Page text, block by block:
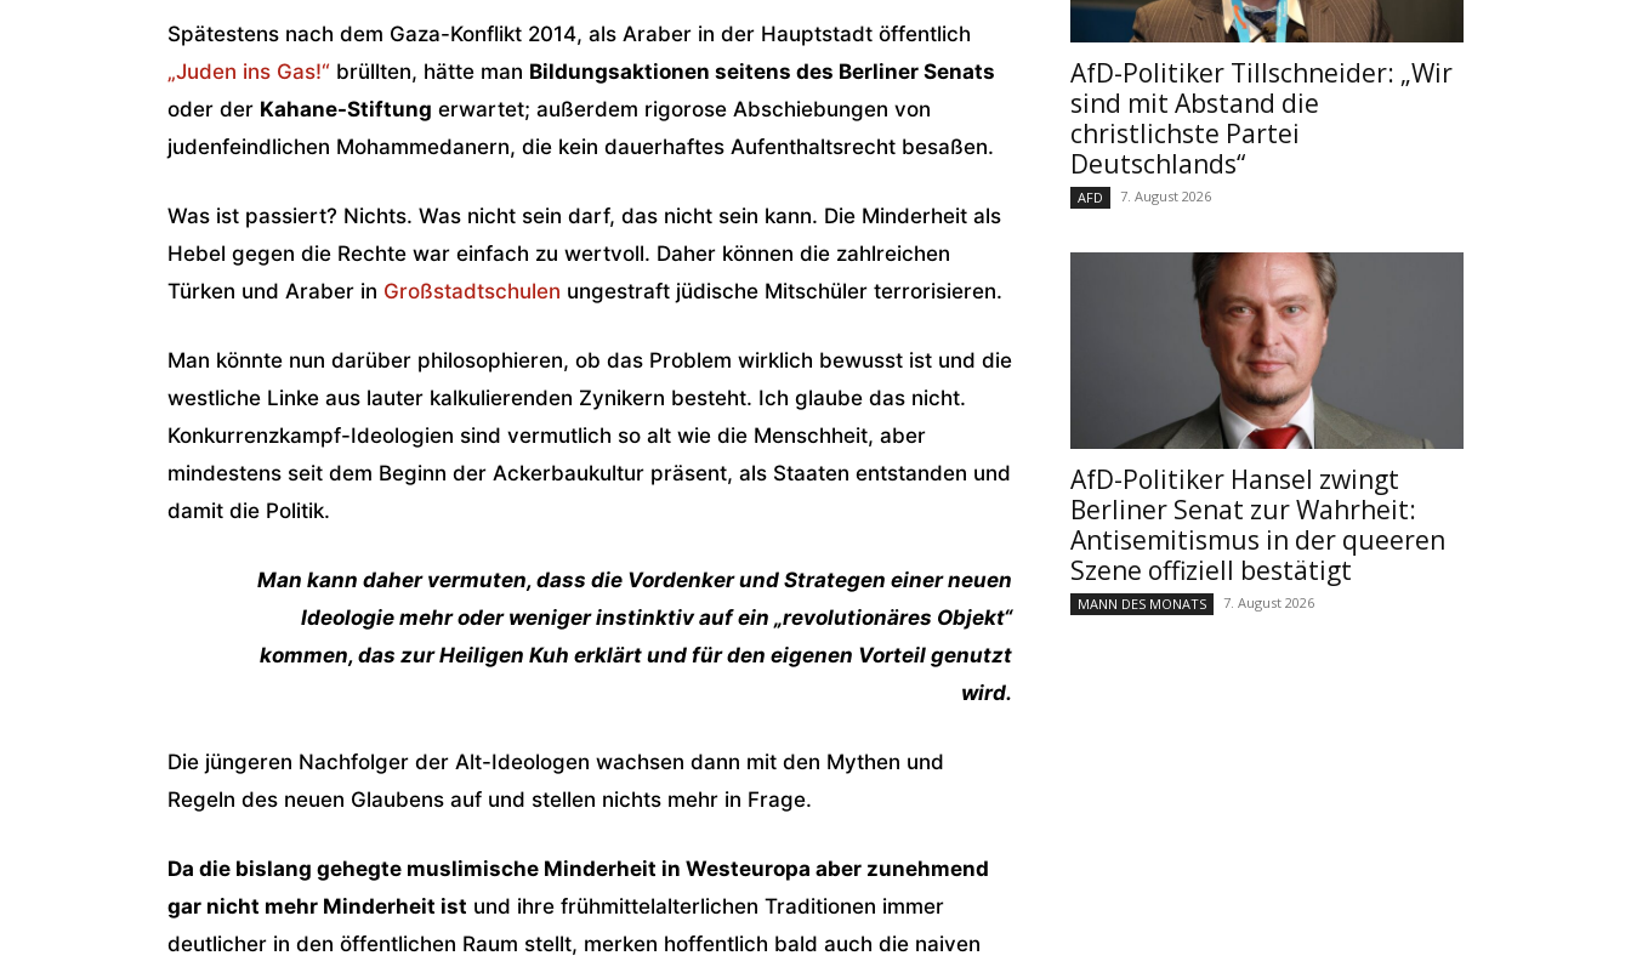
Spätestens nach dem Gaza-Konflikt 2014, als Araber in der Hauptstadt öffentlich
„Juden ins Gas!“ brüllten, hätte man Bildungsaktionen seitens des Berliner Senats
oder der Kahane-Stiftung erwartet; außerdem rigorose Abschiebungen von
judenfeindlichen Mohammedanern, die kein dauerhaftes Aufenthaltsrecht besaßen.
Was ist passiert? Nichts. Was nicht sein darf, das nicht sein kann. Die Minderheit als
Hebel gegen die Rechte war einfach zu wertvoll. Daher können die zahlreichen
Türken und Araber in Großstadtschulen ungestraft jüdische Mitschüler terrorisieren.
Man könnte nun darüber philosophieren, ob das Problem wirklich bewusst ist und die
westliche Linke aus lauter kalkulierenden Zynikern besteht. Ich glaube das nicht.
Konkurrenzkampf-Ideologien sind vermutlich so alt wie die Menschheit, aber
mindestens seit dem Beginn der Ackerbaukultur präsent, als Staaten entstanden und
damit die Politik.
Man kann daher vermuten, dass die Vordenker und Strategen einer neuen
Ideologie mehr oder weniger instinktiv auf ein „revolutionäres Objekt“
kommen, das zur Heiligen Kuh erklärt und für den eigenen Vorteil genutzt
wird.
Die jüngeren Nachfolger der Alt-Ideologen wachsen dann mit den Mythen und
Regeln des neuen Glaubens auf und stellen nichts mehr in Frage.
Da die bislang gehegte muslimische Minderheit in Westeuropa aber zunehmend
gar nicht mehr Minderheit ist und ihre frühmittelalterlichen Traditionen immer
deutlicher in den öffentlichen Raum stellt, merken hoffentlich bald auch die naiven
AfD-Politiker Tillschneider: „Wir
sind mit Abstand die
christlichste Partei
Deutschlands“
AFD 7. August 2026
AfD-Politiker Hansel zwingt
Berliner Senat zur Wahrheit:
Antisemitismus in der queeren
Szene offiziell bestätigt
MANN DES MONATS 7. August 2026